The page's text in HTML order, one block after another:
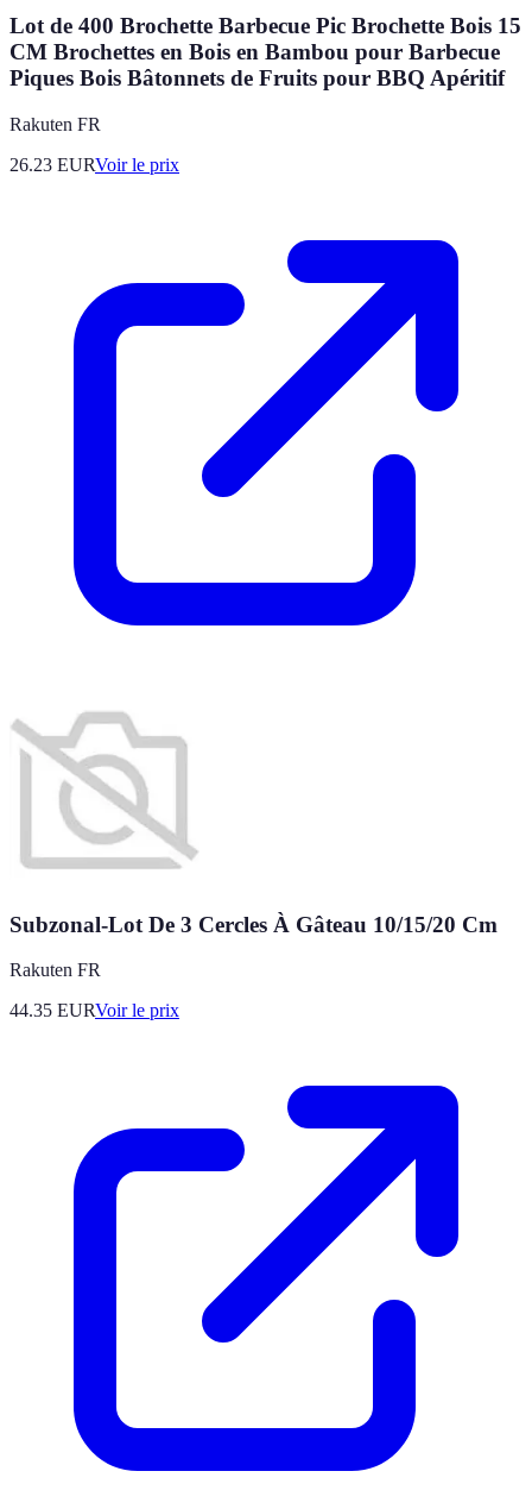
Lot de 400 Brochette Barbecue Pic Brochette Bois 15
CM Brochettes en Bois en Bambou pour Barbecue
Piques Bois Bâtonnets de Fruits pour BBQ Apéritif
Rakuten FR
26.23 EURVoir le prix
Subzonal-Lot De 3 Cercles À Gâteau 10/15/20 Cm
Rakuten FR
44.35 EURVoir le prix